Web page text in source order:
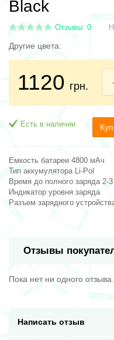
Black
Отзывы: 0
Другие цвета:
1120 грн.
Есть в наличии
Емкость батареи 4800 мАч
Тип аккумулятора Li-Pol
Время до полного заряда 2-3
Индикатор уровня заряда
Разъем зарядного
Отзывы
Пока нет ни одного
Написать отзыв